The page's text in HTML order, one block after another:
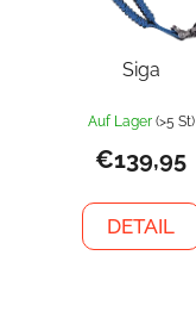
Siga
Auf Lager (>5 St)
€139,95
DETAIL